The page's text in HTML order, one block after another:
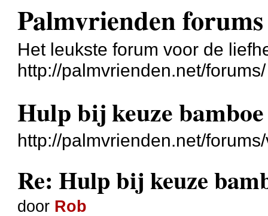
Palmvrienden forums
Het leukste forum voor de
http://palmvrienden.net/forums/
Hulp bij keuze
http://palmvrienden.net/
Re: Hulp bij keuze
door Rob